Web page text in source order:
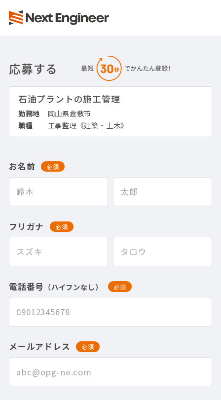
応募する
石油プラントの施工管理
勤務地
岡山県倉敷市
職種
工事監理《建築・土木》
お名前 必須
フリガナ 必須
電話番号 （ハイフンなし） 必須
メールアドレス 必須